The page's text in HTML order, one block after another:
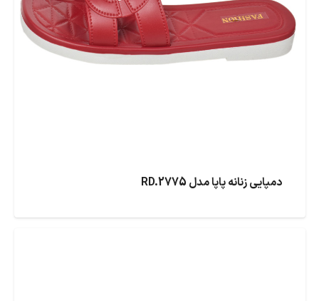
دمپایی زنانه پاپا مدل RD.2775